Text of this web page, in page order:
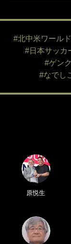
#北中米ワール
#日本サッカ
#ゲンク
#なでし
原悦生